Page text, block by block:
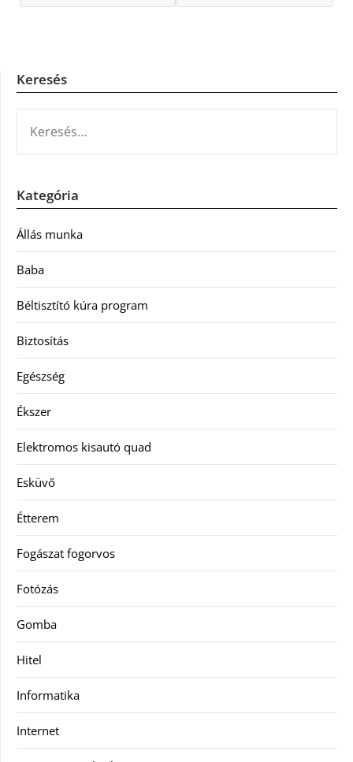
Keresés
Kategória
Állás munka
Baba
Béltisztító kúra program
Biztosítás
Egészség
Ékszer
Elektromos kisautó quad
Esküvő
Étterem
Fogászat fogorvos
Fotózás
Gomba
Hitel
Informatika
Internet